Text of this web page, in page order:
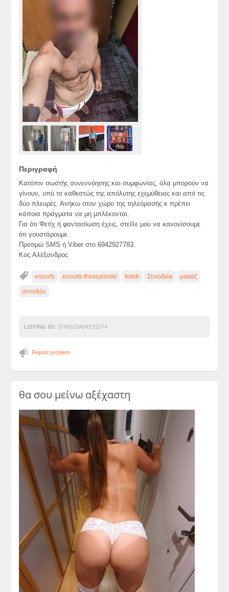
Περιγραφή
Κατόπιν σωστής συνεννόησης και συμφωνίας, όλα μπορούν να
γίνουν, υπό το καθεστώς της απόλυτης εχεμύθειας και από τις
δύο πλευρές. Ανήκω στον χώρο της τηλεόρασης κ πρέπει
κάποια πράγματα να μη μπλέκονται.
Για ότι Φετίχ ή φαντασίωση έχεις, στείλε μου να κανονίσουμε
ότι γουστάρουμε.
Προτιμώ SMS ή Viber στο 6942927783.
Κος.Αλέξανδρος
escorts escorts thessaloniki fetish Συνοδεία μασάζ
συνοδός
LISTING ID: 3746633A94E91074
Report problem
θα σου μείνω αξέχαστη